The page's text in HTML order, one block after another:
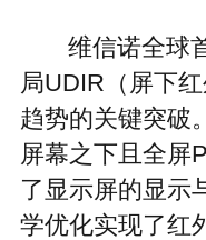
维信诺全球
局UDIR（屏下
趋势的关键突破
屏幕之下且全屏
了显示屏的显示
学优化实现了红